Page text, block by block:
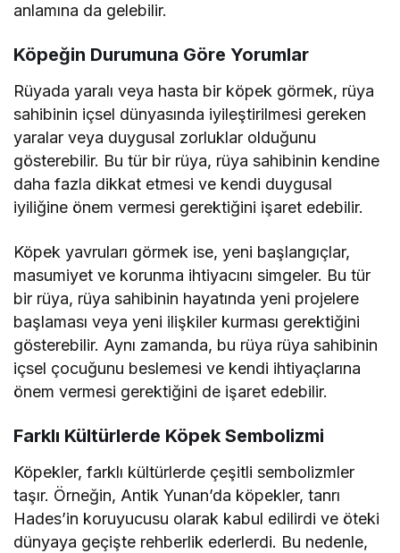
anlamına da gelebilir.
Köpeğin Durumuna Göre Yorumlar
Rüyada yaralı veya hasta bir köpek görmek, rüya
sahibinin içsel dünyasında iyileştirilmesi gereken
yaralar veya duygusal zorluklar olduğunu
gösterebilir. Bu tür bir rüya, rüya sahibinin kendine
daha fazla dikkat etmesi ve kendi duygusal
iyiliğine önem vermesi gerektiğini işaret edebilir.
Köpek yavruları görmek ise, yeni başlangıçlar,
masumiyet ve korunma ihtiyacını simgeler. Bu tür
bir rüya, rüya sahibinin hayatında yeni projelere
başlaması veya yeni ilişkiler kurması gerektiğini
gösterebilir. Aynı zamanda, bu rüya rüya sahibinin
içsel çocuğunu beslemesi ve kendi ihtiyaçlarına
önem vermesi gerektiğini de işaret edebilir.
Farklı Kültürlerde Köpek Sembolizmi
Köpekler, farklı kültürlerde çeşitli sembolizmler
taşır. Örneğin, Antik Yunan’da köpekler, tanrı
Hades’in koruyucusu olarak kabul edilirdi ve öteki
dünyaya geçişte rehberlik ederlerdi. Bu nedenle,